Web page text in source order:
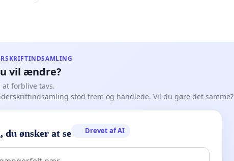
vil ændre?
forblive tavs.
stod frem og handlede. Vil du gøre det samme?
ønsker at se Drevet af AI